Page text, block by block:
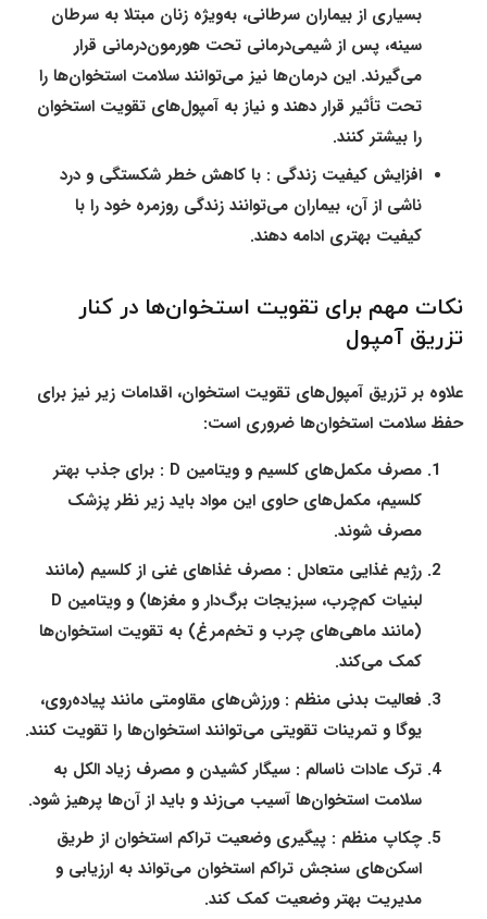
بسیاری از بیماران سرطانی، به‌ویژه زنان مبتلا به سرطان
سینه، پس از شیمی‌درمانی تحت هورمون‌درمانی قرار
می‌گیرند. این درمان‌ها نیز می‌توانند سلامت استخوان‌ها را
تحت تأثیر قرار دهند و نیاز به آمپول‌های تقویت استخوان
را بیشتر کنند.
افزایش کیفیت زندگی : با کاهش خطر شکستگی و درد
ناشی از آن، بیماران می‌توانند زندگی روزمره خود را با
کیفیت بهتری ادامه دهند.
نکات مهم برای تقویت استخوان‌ها در کنار
تزریق آمپول
علاوه بر تزریق آمپول‌های تقویت استخوان، اقدامات زیر نیز برای
حفظ سلامت استخوان‌ها ضروری است:
مصرف مکمل‌های کلسیم و ویتامین D :
برای جذب بهتر
کلسیم، مکمل‌های حاوی این مواد باید زیر نظر پزشک
مصرف شوند.
رژیم غذایی متعادل : مصرف غذاهای غنی از کلسیم (مانند
لبنیات کم‌چرب، سبزیجات برگ‌دار و مغزها) و ویتامین D
(مانند ماهی‌های چرب و تخم‌مرغ) به تقویت استخوان‌ها
کمک می‌کند.
فعالیت بدنی منظم : ورزش‌های مقاومتی مانند پیاده‌روی،
یوگا و تمرینات تقویتی می‌توانند استخوان‌ها را تقویت کنند.
ترک عادات ناسالم : سیگار کشیدن و مصرف زیاد الکل به
سلامت استخوان‌ها آسیب می‌زند و باید از آن‌ها پرهیز شود.
چکاپ منظم : پیگیری وضعیت تراکم استخوان از طریق
اسکن‌های سنجش تراکم استخوان می‌تواند به ارزیابی و
مدیریت بهتر وضعیت کمک کند.